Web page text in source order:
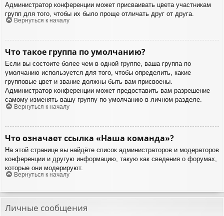
Администратор конференции может присваивать цвета участникам
групп для того, чтобы их было проще отличать друг от друга.
Вернуться к началу
Что такое группа по умолчанию?
Если вы состоите более чем в одной группе, ваша группа по
умолчанию используется для того, чтобы определить, какие
групповые цвет и звание должны быть вам присвоены.
Администратор конференции может предоставить вам разрешение
самому изменять вашу группу по умолчанию в личном разделе.
Вернуться к началу
Что означает ссылка «Наша команда»?
На этой странице вы найдёте список администраторов и модераторов
конференции и другую информацию, такую как сведения о форумах,
которые они модерируют.
Вернуться к началу
Личные сообщения